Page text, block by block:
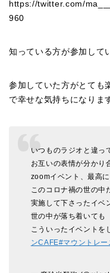
https://twitter.com/
960
知っている方が参加して
参加していた方がとても
で幸せな気持ちになりま
いつものラジオと違っ
お互いの表情が分かり
zoomイベント、最高
このコロナ禍の世の中
実施して下さったイベ
世の中が落ち着いても
こういったイベントを
ンCAFE#マウントレー